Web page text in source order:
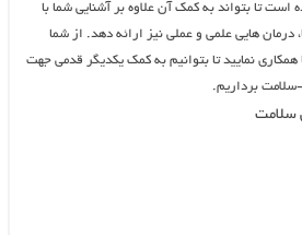
است تا بتواند به کمک آن علاوه بر آشنایی شما با
درمان هایی علمی و عملی نیز ارائه دهد. از شما
نمایید تا بتوانیم به کمک یکدیگر قدمی جهت
برداریم.
سلامت